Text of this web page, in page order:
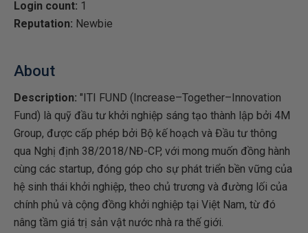
Login count: 1
Reputation: Newbie
About
Description: "ITI FUND (Increase–Together–Innovation
Fund) là quỹ đầu tư khởi nghiệp sáng tạo thành lập bởi 4M
Group, được cấp phép bởi Bộ kế hoạch và Đầu tư thông
qua Nghị định 38/2018/NĐ-CP, với mong muốn đồng hành
cùng các startup, đóng góp cho sự phát triển bền vững của
hệ sinh thái khởi nghiệp, theo chủ trương và đường lối của
chính phủ và cộng đồng khởi nghiệp tại Việt Nam, từ đó
nâng tầm giá trị sản vật nước nhà ra thế giới.